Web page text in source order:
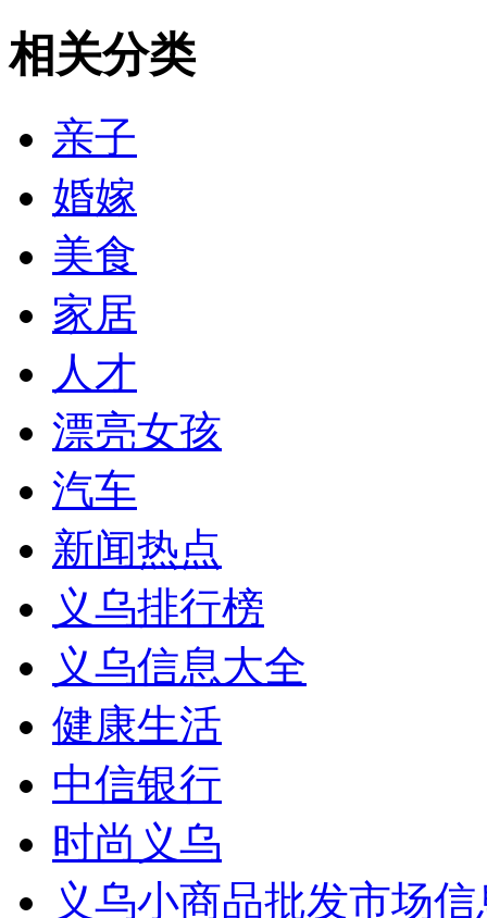
相关分类
亲子
婚嫁
美食
家居
人才
漂亮女孩
汽车
新闻热点
义乌排行榜
义乌信息大全
健康生活
中信银行
时尚义乌
义乌小商品批发市场